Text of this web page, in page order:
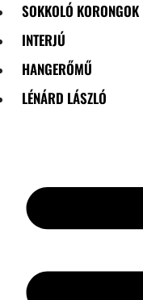
SOKKOLÓ KORONGOK
INTERJÚ
HANGERŐMŰ
LÉNÁRD LÁSZLÓ